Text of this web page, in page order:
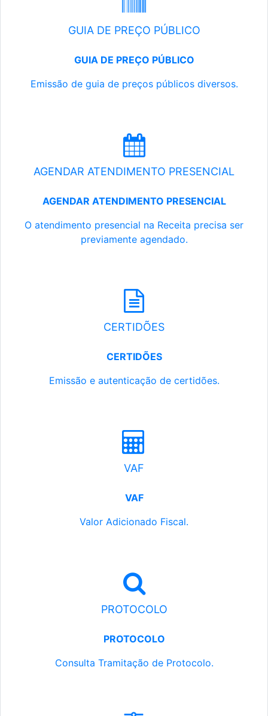
GUIA DE PREÇO PÚBLICO
GUIA DE PREÇO PÚBLICO
Emissão de guia de preços públicos diversos.
AGENDAR ATENDIMENTO PRESENCIAL
AGENDAR ATENDIMENTO PRESENCIAL
O atendimento presencial na Receita precisa ser
previamente agendado.
CERTIDÕES
CERTIDÕES
Emissão e autenticação de certidões.
VAF
VAF
Valor Adicionado Fiscal.
PROTOCOLO
PROTOCOLO
Consulta Tramitação de Protocolo.